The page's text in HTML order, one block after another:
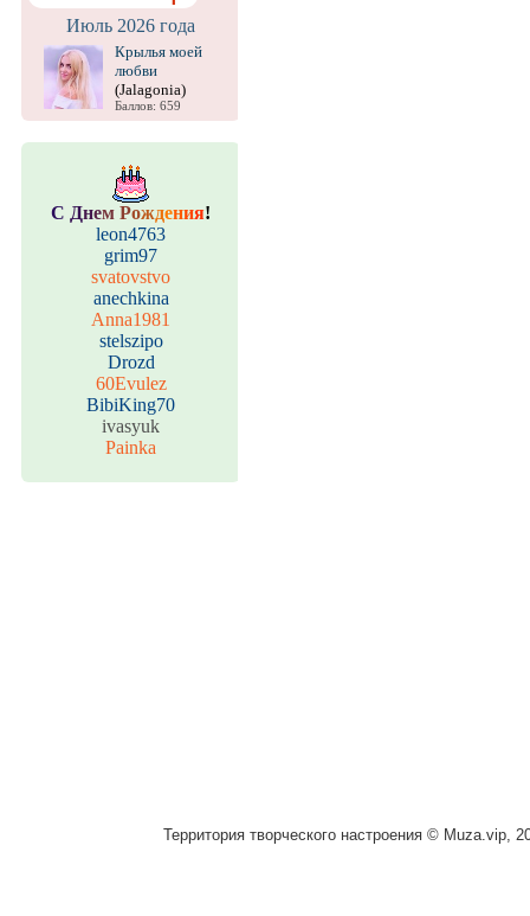
Июль 2026 года
Крылья моей
любви
(Jalagonia)
Баллов: 659
С Днем Рождения!
leon4763
grim97
svatovstvo
anechkina
Anna1981
stelszipo
Drozd
60Evulez
BibiKing70
ivasyuk
Painka
Территория творческого настроения © Muza.vip,